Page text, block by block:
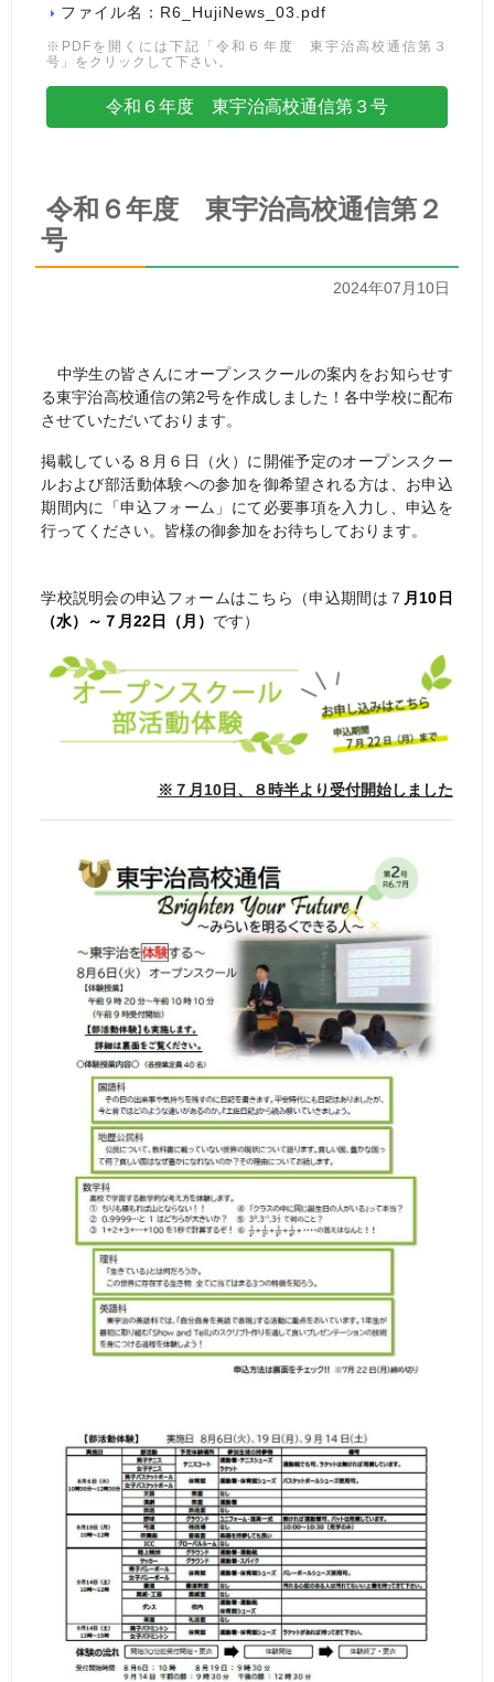
ファイル名：R6_HujiNews_03.pdf
※PDFを開くには下記「令和６年度 東宇治高校通信第３
号」をクリックして下さい。
令和６年度 東宇治高校通信第３号
令和６年度 東宇治高校通信第２
号
2024年07月10日
中学生の皆さんにオープンスクールの案内をお知らせす
る東宇治高校通信の第2号を作成しました！各中学校に配布
させていただいております。
掲載している８月６日（火）に開催予定のオープンスクー
ルおよび部活動体験への参加を御希望される方は、お申込
期間内に「申込フォーム」にて必要事項を入力し、申込を
行ってください。皆様の御参加をお待ちしております。
学校説明会の申込フォームはこちら（申込期間は７ 月10日
（水）～７月22日（月） です）
※７月10日、８時半より受付開始しました